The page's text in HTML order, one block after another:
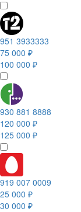
951 3933333
75 000 ₽
100 000 ₽
930 881 8888
120 000 ₽
125 000 ₽
919 007 0009
25 000 ₽
30 000 ₽